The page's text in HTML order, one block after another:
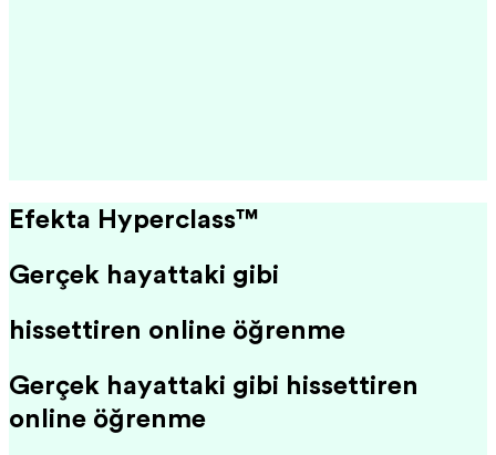
Efekta Hyperclass™
Gerçek hayattaki gibi
hissettiren online öğrenme
Gerçek hayattaki gibi hissettiren
online öğrenme